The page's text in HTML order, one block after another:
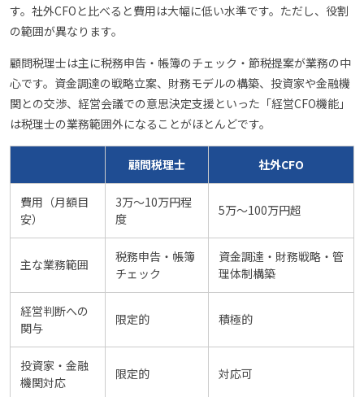
す。社外CFOと比べると費用は大幅に低い水準です。ただし、役割
の範囲が異なります。
顧問税理士は主に税務申告・帳簿のチェック・節税提案が業務の中
心です。資金調達の戦略立案、財務モデルの構築、投資家や金融機
関との交渉、経営会議での意思決定支援といった「経営CFO機能」
は税理士の業務範囲外になることがほとんどです。
顧問税理士 社外CFO
費用（月額目
安）
3万〜10万円程
度
5万〜100万円超
主な業務範囲
税務申告・帳簿
チェック
資金調達・財務戦略・管
理体制構築
経営判断への
関与
限定的 積極的
投資家・金融
機関対応
限定的 対応可